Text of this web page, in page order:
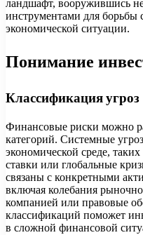
ландшафт, вооружившись
инструментами для борьбы
экономической ситуации.
Понимание
Классификация угроз
Финансовые риски можно
категорий. Системные
экономической среде,
ставки или глобальные
связаны с конкретными
включая колебания
компанией или правовые
классификаций поможет
в сложной финансовой